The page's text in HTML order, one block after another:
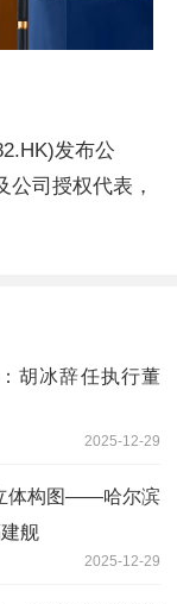
发布公
司授权代表，
胡冰辞任执行董
2025-12-29
体构图——哈尔滨
舰
2025-12-29